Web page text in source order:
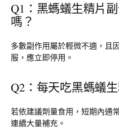
Q1：黑螞蟻生精片
嗎？
多數副作用屬於輕微不適，且
服，應立即停用。
Q2：每天吃黑螞蟻
若依建議劑量食用，短期內通
連續大量補充。